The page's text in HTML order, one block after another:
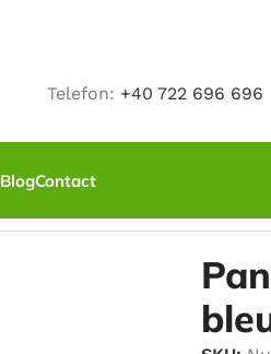
Telefon: +40 722 696 696
BlogContact